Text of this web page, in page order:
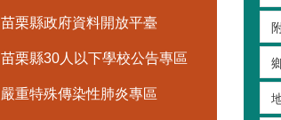
苗栗縣政府資料開放平臺
苗栗縣30人以下學校公告專區
嚴重特殊傳染性肺炎專區